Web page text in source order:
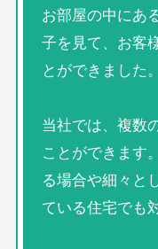
お部屋の中にあ
子を見て、お客
とができました。
当社では、複数
ことができます
る場合や細々と
ている住宅でも